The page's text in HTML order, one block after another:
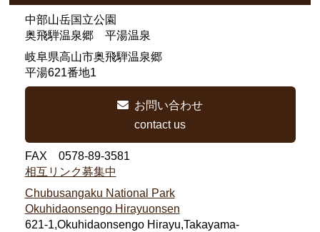
中部山岳国立公園
奥飛騨温泉郷 平湯温泉
岐阜県高山市奥飛騨温泉郷
平湯621番地1
お問い合わせ
contact us
FAX 0578-89-3581
相互リンク募集中
Chubusangaku National Park
Okuhidaonsengo Hirayuonsen
621-1,Okuhidaonsengo Hirayu,Takayama-